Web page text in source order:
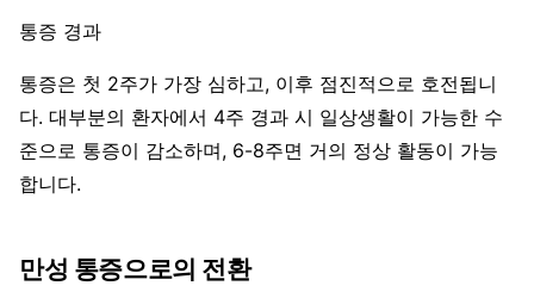
통증 경과
통증은 첫 2주가 가장 심하고, 이후 점진적으로 호전됩니
다. 대부분의 환자에서 4주 경과 시 일상생활이 가능한 수
준으로 통증이 감소하며, 6-8주면 거의 정상 활동이 가능
합니다.
만성 통증으로의 전환